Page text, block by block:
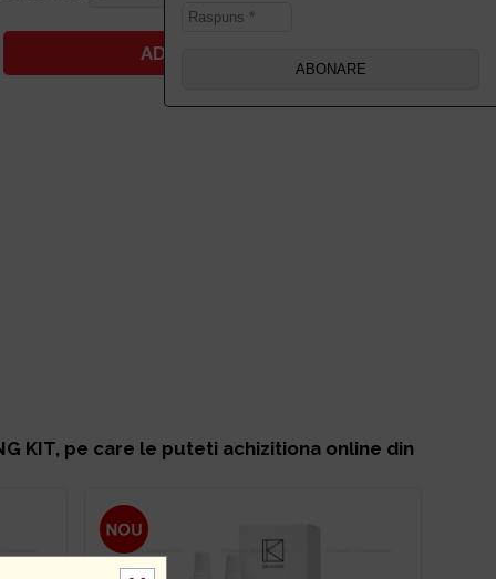
ADAUGA IN COS
KIT, pe care le puteti achizitiona online din